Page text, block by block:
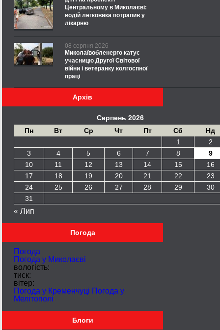
Центральному в Миколаєві:
водій легковика потрапив у
лікарню
08 серпня 2026
Миколаївобленерго катує
учасницю Другої Світової
війни і ветеранку колгоспної
праці
Архів
Серпень 2026
Пн
Вт Ср Чт Пт Сб
Нд
1
2
3
4 5 6 7 8
9
10
11 12 13 14 15
16
17
18 19 20 21 22
23
24
25 26 27 28 29
30
31
« Лип
Погода
Погода
Погода у Миколаєві
вологість:
тиск:
вітер:
Погода у Кременчуці Погода у
Мелітополі
Блоги